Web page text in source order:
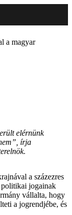
a magyar
elérnünk
írja
a százezres
politikai jogainak
vállalta, hogy
a jogrendjébe, és